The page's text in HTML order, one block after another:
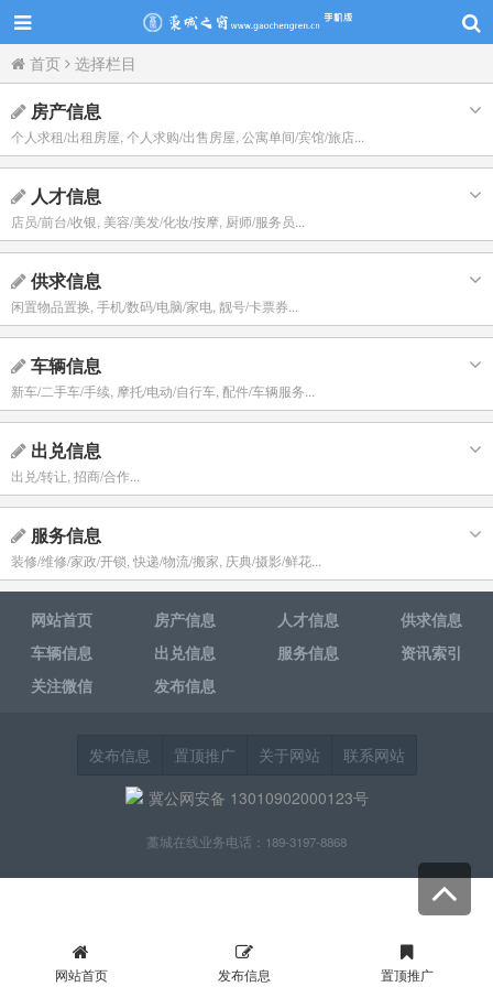
首页 选择栏目
房产信息
个人求租/出租房屋, 个人求购/出售房屋, 公寓单间/宾馆/旅店...
人才信息
店员/前台/收银, 美容/美发/化妆/按摩, 厨师/服务员...
供求信息
闲置物品置换, 手机/数码/电脑/家电, 靓号/卡票券...
车辆信息
新车/二手车/手续, 摩托/电动/自行车, 配件/车辆服务...
出兑信息
出兑/转让, 招商/合作...
服务信息
装修/维修/家政/开锁, 快递/物流/搬家, 庆典/摄影/鲜花...
网站首页 房产信息 人才信息
供求信息
车辆信息
出兑信息 服务信息
资讯索引
关注微信
发布信息
发布信息 置顶推广 关于网站
联系网站
冀公网安备 13010902000123号
藁城在线业务电话：189-3197-8868
网站首页 发布信息 置顶推广